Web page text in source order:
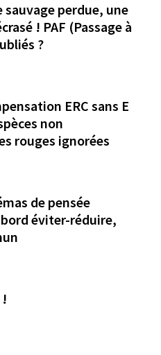
sauvage perdue, une
! PAF (Passage à
?
ERC sans E
non
rouges ignorées
de pensée
éviter-réduire,